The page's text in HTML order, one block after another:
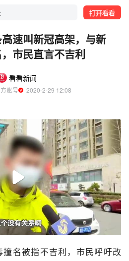
打开看看
速叫新冠高架，与新
市民直言不吉利
看看新闻
账号
  2020-2-29 12:08
撞名被指不吉利，市民呼吁改